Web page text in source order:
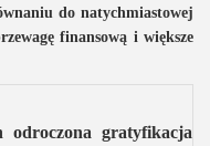
do natychmiastowej
finansową i większe
odroczona gratyfikacja